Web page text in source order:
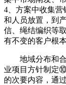
4、方案中收集营
和人员放置，到
信、绳结编织等
有不变的客户根
地域分布和合
业项目方针制定
的次要内容，通